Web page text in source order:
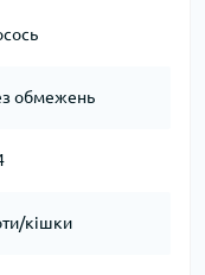
обмежень
кішки